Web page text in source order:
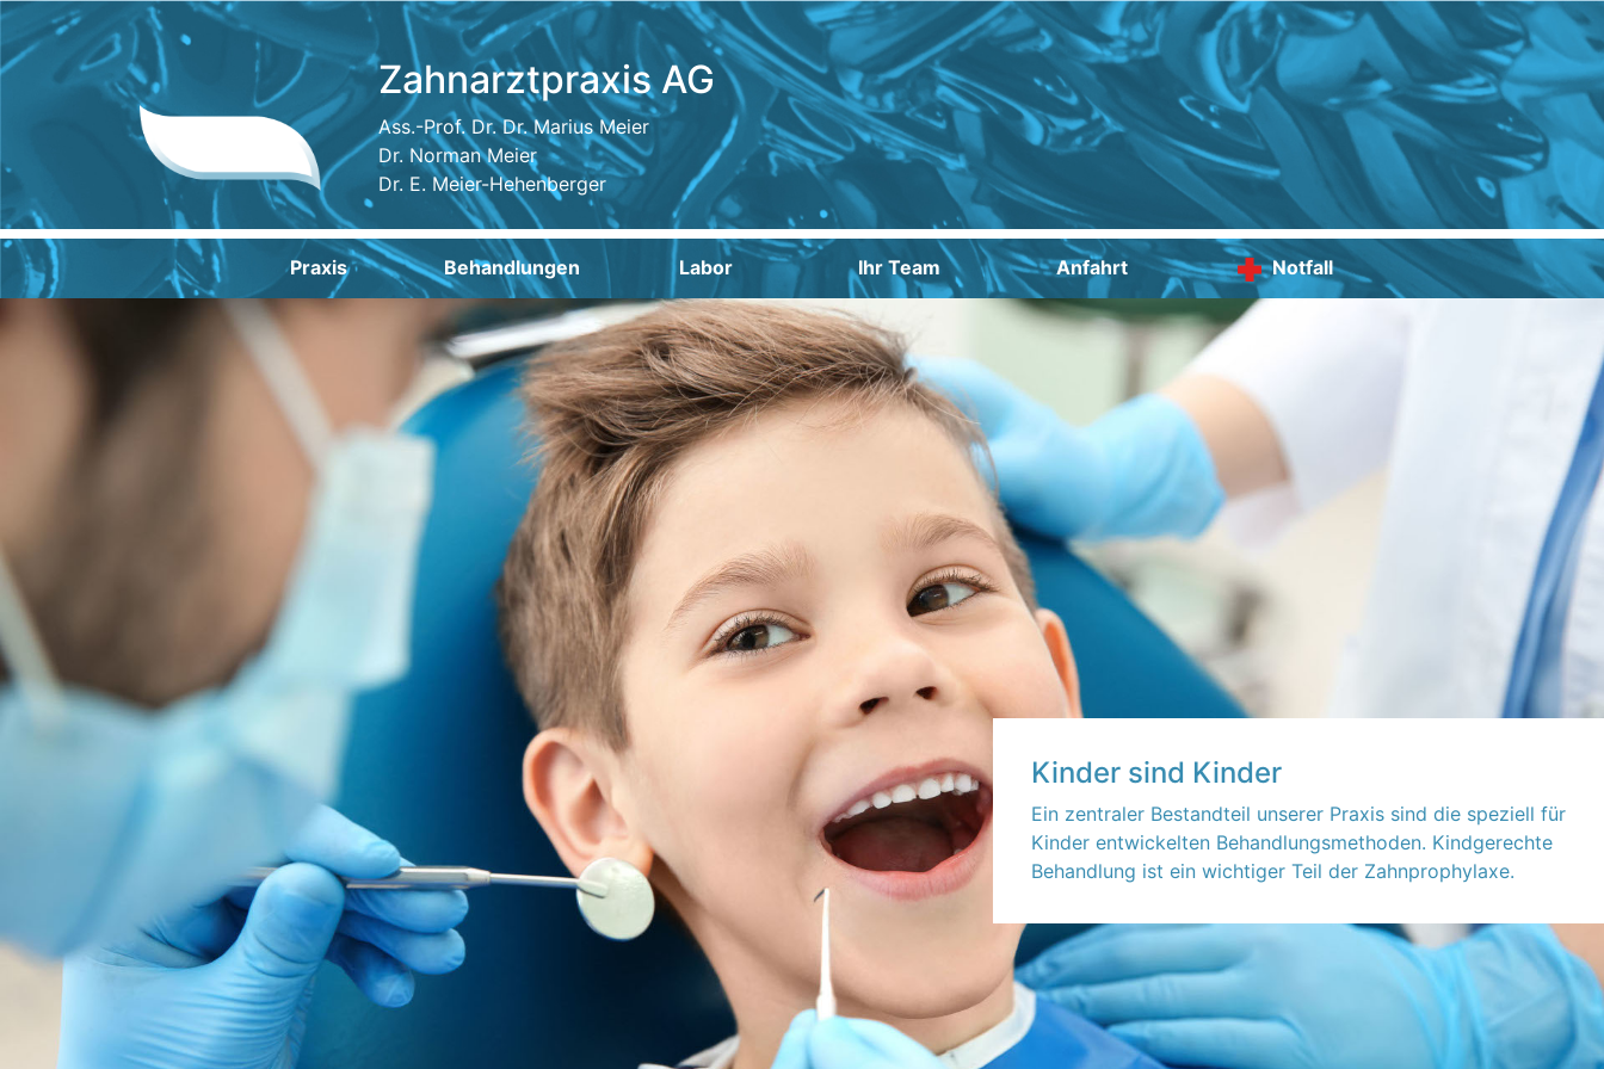
Zahnarztpraxis AG
Ass.-Prof. Dr. Dr. Marius Meier
Dr. Norman Meier
Dr. E. Meier-Hehenberger
Praxis Behandlungen Labor Ihr Team Anfahrt Notfall
Kinder sind Kinder
Ein zentraler Bestandteil unserer Praxis sind die speziell für
Kinder entwickelten Behandlungsmethoden. Kindgerechte
Behandlung ist ein wichtiger Teil der Zahnprophylaxe.